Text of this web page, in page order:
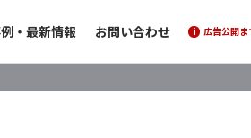
・最新情報 お問い合わせ i 広告公開